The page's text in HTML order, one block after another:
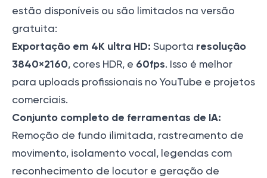
estão disponíveis ou são limitados na versão
gratuita:
Exportação em 4K ultra HD: Suporta resolução
3840×2160, cores HDR, e 60fps. Isso é melhor
para uploads profissionais no YouTube e projetos
comerciais.
Conjunto completo de ferramentas de IA:
Remoção de fundo ilimitada, rastreamento de
movimento, isolamento vocal, legendas com
reconhecimento de locutor e geração de